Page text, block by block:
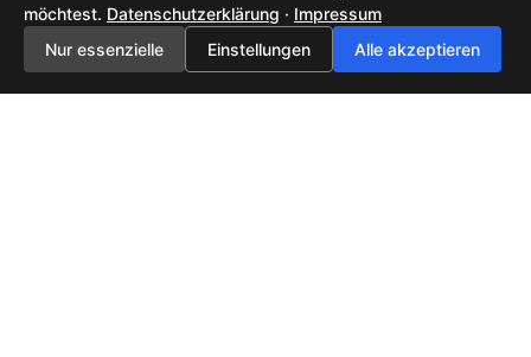
möchtest. Datenschutzerklärung · Impressum
Nur essenzielle
Einstellungen Alle akzeptieren